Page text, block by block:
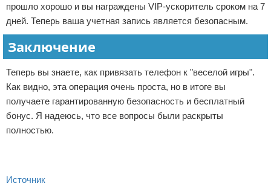
прошло хорошо и вы награждены VIP-ускоритель сроком на 7
дней. Теперь ваша учетная запись является безопасным.
Заключение
Теперь вы знаете, как привязать телефон к "веселой игры".
Как видно, эта операция очень проста, но в итоге вы
получаете гарантированную безопасность и бесплатный
бонус. Я надеюсь, что все вопросы были раскрыты
полностью.
Источник